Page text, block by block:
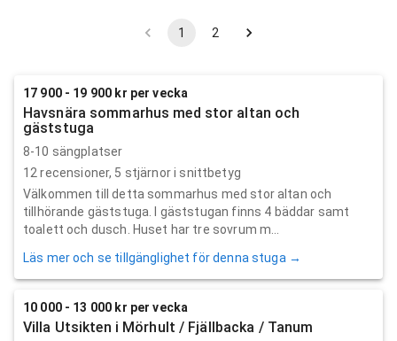
1 2
17 900 - 19 900 kr per vecka
Havsnära sommarhus med stor altan och
gäststuga
8-10 sängplatser
12 recensioner, 5 stjärnor i snittbetyg
Välkommen till detta sommarhus med stor altan och
tillhörande gäststuga. I gäststugan finns 4 bäddar samt
toalett och dusch. Huset har tre sovrum m...
Läs mer och se tillgänglighet för denna stuga →
10 000 - 13 000 kr per vecka
Villa Utsikten i Mörhult / Fjällbacka / Tanum